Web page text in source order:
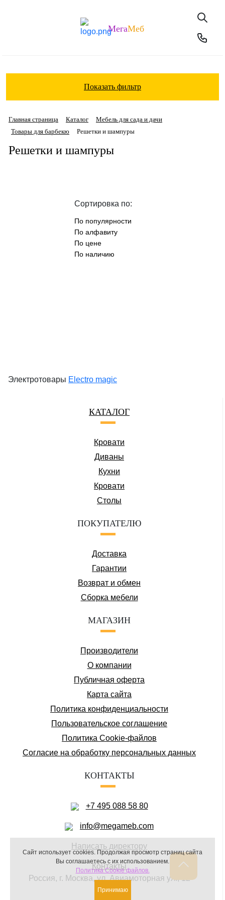
МегаМеб
Показать фильтр
Главная страница Каталог
Мебель для сада и дачи
Товары для барбекю
Решетки и шампуры
Решетки и шампуры
Сортировка по:
По популярности
По алфавиту
По цене
По наличию
Электротовары Electro magic
КАТАЛОГ
Кровати
Диваны
Кухни
Кровати
Столы
ПОКУПАТЕЛЮ
Доставка
Гарантии
Возврат и обмен
Сборка мебели
МАГАЗИН
Производители
О компании
Публичная оферта
Карта сайта
Политика конфиденциальности
Пользовательское соглашение
Политика Cookie-файлов
Соглаcие на обработку персональных данных
КОНТАКТЫ
+7 495 088 58 80
info@megameb.com
Написать директору
Контакты
Россия, г. Москва, ул. Авиамоторная ул., 12
Сайт использует cookies. Продолжая просмотр страниц сайта
Вы соглашаетесь с их использованием.
Политика Cookie файлов.
Принимаю